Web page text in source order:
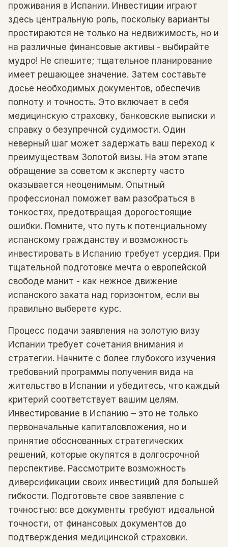
проживания в Испании. Инвестиции играют
здесь центральную роль, поскольку варианты
простираются не только на недвижимость, но и
на различные финансовые активы - выбирайте
мудро! Не спешите; тщательное планирование
имеет решающее значение. Затем составьте
досье необходимых документов, обеспечив
полноту и точность. Это включает в себя
медицинскую страховку, банковские выписки и
справку о безупречной судимости. Один
неверный шаг может задержать ваш переход к
преимуществам Золотой визы. На этом этапе
обращение за советом к эксперту часто
оказывается неоценимым. Опытный
профессионал поможет вам разобраться в
тонкостях, предотвращая дорогостоящие
ошибки. Помните, что путь к потенциальному
испанскому гражданству и возможность
инвестировать в Испанию требует усердия. При
тщательной подготовке мечта о европейской
свободе манит - как нежное движение
испанского заката над горизонтом, если вы
правильно выберете курс.
Процесс подачи заявления на золотую визу
Испании требует сочетания внимания и
стратегии. Начните с более глубокого изучения
требований программы получения вида на
жительство в Испании и убедитесь, что каждый
критерий соответствует вашим целям.
Инвестирование в Испанию – это не только
первоначальные капиталовложения, но и
принятие обоснованных стратегических
решений, которые окупятся в долгосрочной
перспективе. Рассмотрите возможность
диверсификации своих инвестиций для большей
гибкости. Подготовьте свое заявление с
точностью: все документы требуют идеальной
точности, от финансовых документов до
подтверждения медицинской страховки.